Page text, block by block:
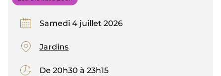
Samedi 4 juillet 2026
Jardins
De 20h30 à 23h15